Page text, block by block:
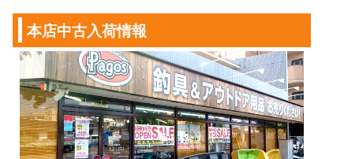
本店中古入荷情報